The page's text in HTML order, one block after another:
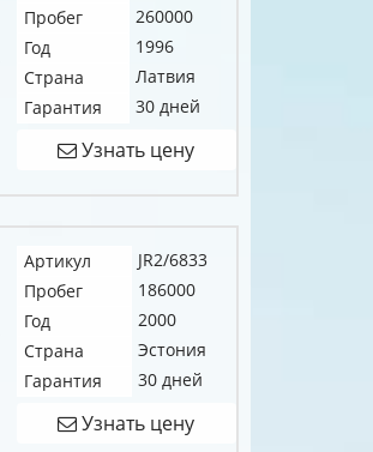
Пробег
260000
Год
1996
Страна
Латвия
Гарантия
30 дней
Узнать цену
Артикул
JR2/6833
Пробег
186000
Год
2000
Страна
Эстония
Гарантия
30 дней
Узнать цену